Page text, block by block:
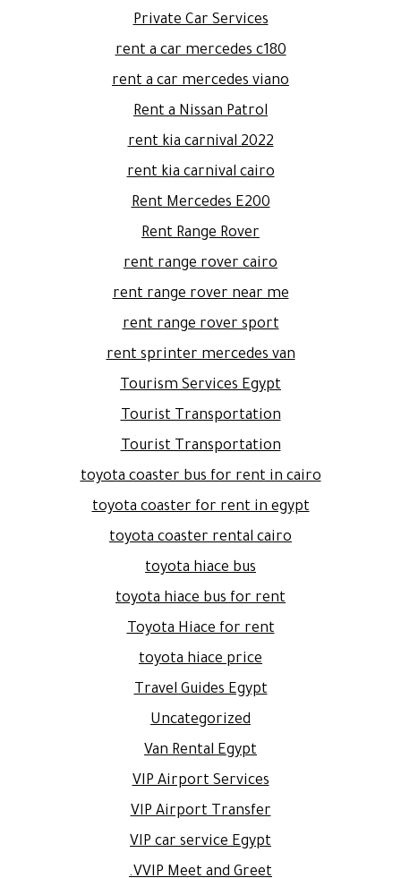
Private Car Services
rent a car mercedes c180
rent a car mercedes viano
Rent a Nissan Patrol
rent kia carnival 2022
rent kia carnival cairo
Rent Mercedes E200
Rent Range Rover
rent range rover cairo
rent range rover near me
rent range rover sport
rent sprinter mercedes van
Tourism Services Egypt
Tourist Transportation
Tourist Transportation
toyota coaster bus for rent in cairo
toyota coaster for rent in egypt
toyota coaster rental cairo
toyota hiace bus
toyota hiace bus for rent
Toyota Hiace for rent
toyota hiace price
Travel Guides Egypt
Uncategorized
Van Rental Egypt
VIP Airport Services
VIP Airport Transfer
VIP car service Egypt
VVIP Meet and Greet.